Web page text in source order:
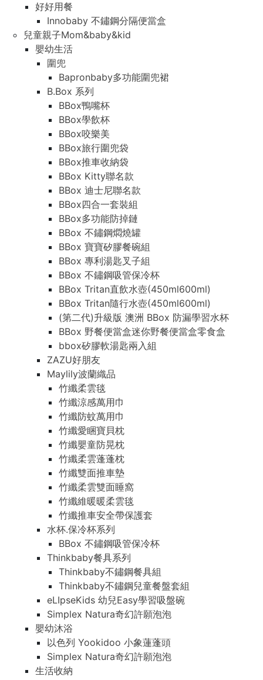
好好用餐
Innobaby 不鏽鋼分隔便當盒
兒童親子Mom&baby&kid
嬰幼生活
圍兜
Bapronbaby多功能圍兜裙
B.Box 系列
BBox鴨嘴杯
BBox學飲杯
BBox咬樂美
BBox旅行圍兜袋
BBox推車收納袋
BBox Kitty聯名款
BBox 迪士尼聯名款
BBox四合一套裝組
BBox多功能防掉鏈
BBox 不鏽鋼燜燒罐
BBox 寶寶矽膠餐碗組
BBox 專利湯匙叉子組
BBox 不鏽鋼吸管保冷杯
BBox Tritan直飲水壺(450ml600ml)
BBox Tritan隨行水壺(450ml600ml)
(第二代)升級版 澳洲 BBox 防漏學習水杯
BBox 野餐便當盒迷你野餐便當盒零食盒
bbox矽膠軟湯匙兩入組
ZAZU好朋友
Maylily波蘭織品
竹纖柔雲毯
竹纖涼感萬用巾
竹纖防蚊萬用巾
竹纖愛睏寶貝枕
竹纖嬰童防晃枕
竹纖柔雲蓬蓬枕
竹纖雙面推車墊
竹纖柔雲雙面睡窩
竹纖維暖暖柔雲毯
竹纖推車安全帶保護套
水杯.保冷杯系列
BBox 不鏽鋼吸管保冷杯
Thinkbaby餐具系列
Thinkbaby不鏽鋼餐具組
Thinkbaby不鏽鋼兒童餐盤套組
eLIpseKids 幼兒Easy學習吸盤碗
Simplex Natura奇幻許願泡泡
嬰幼沐浴
以色列 Yookidoo 小象蓮蓬頭
Simplex Natura奇幻許願泡泡
生活收納